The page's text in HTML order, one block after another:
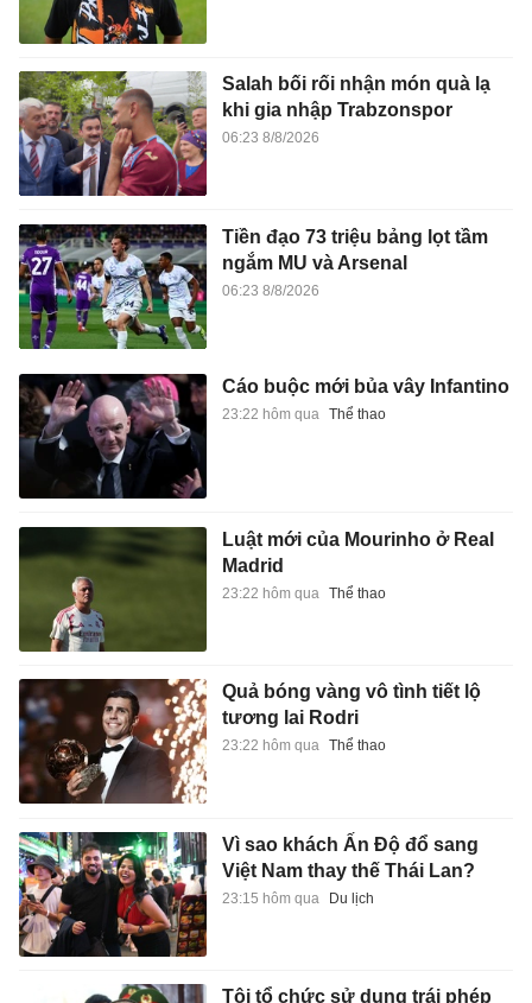
Salah bối rối nhận món quà lạ
khi gia nhập Trabzonspor
06:23 8/8/2026
Tiền đạo 73 triệu bảng lọt tầm
ngắm MU và Arsenal
06:23 8/8/2026
Cáo buộc mới bủa vây Infantino
23:22 hôm qua Thể thao
Luật mới của Mourinho ở Real
Madrid
23:22 hôm qua Thể thao
Quả bóng vàng vô tình tiết lộ
tương lai Rodri
23:22 hôm qua Thể thao
Vì sao khách Ấn Độ đổ sang
Việt Nam thay thế Thái Lan?
23:15 hôm qua Du lịch
Tội tổ chức sử dụng trái phép